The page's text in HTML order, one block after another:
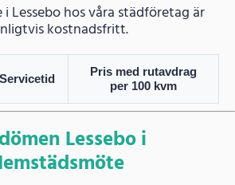
Lessebo hos våra städföretag är
kostnadsfritt.
Servicetid
Pris med rutavdrag
per 100 kvm
Lessebo i